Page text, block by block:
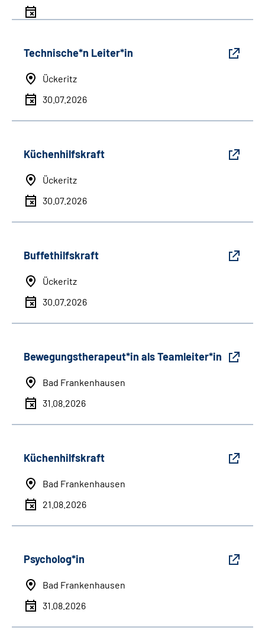
Technische*n Leiter*in
Ückeritz
30.07.2026
Küchenhilfskraft
Ückeritz
30.07.2026
Buffethilfskraft
Ückeritz
30.07.2026
Bewegungstherapeut*in als Teamleiter*in
Bad Frankenhausen
31.08.2026
Küchenhilfskraft
Bad Frankenhausen
21.08.2026
Psycholog*in
Bad Frankenhausen
31.08.2026